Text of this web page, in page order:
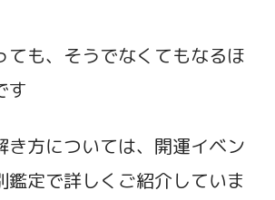
ても、そうでなくてもなるほ
す
き方については、開運イベン
鑑定で詳しくご紹介していま